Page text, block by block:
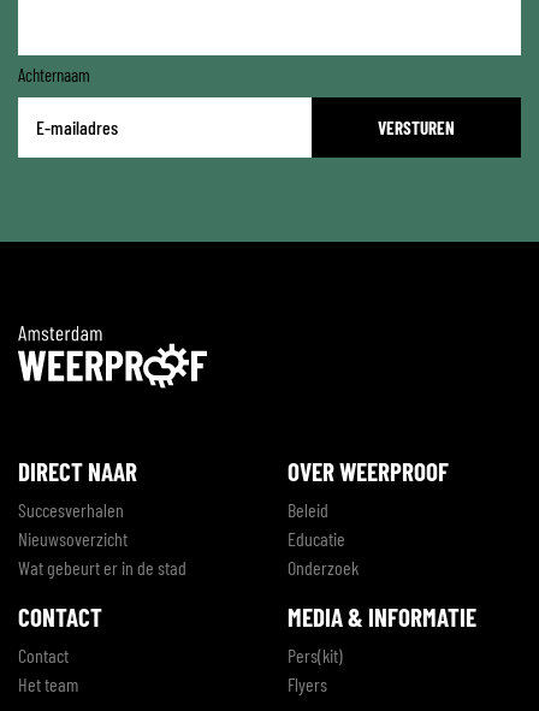
Achternaam
mailadres
DIRECT NAAR
Succesverhalen
Nieuwsoverzicht
Wat gebeurt er in de stad
OVER WEERPROOF
Beleid
Educatie
Onderzoek
CONTACT
Contact
Het team
MEDIA & INFORMATIE
Pers(kit)
Flyers